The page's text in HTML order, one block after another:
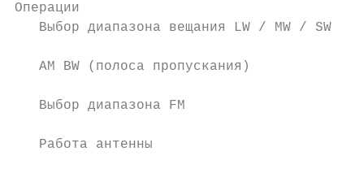
Операции
Выбор диапазона вещания LW / MW / SW
AM BW (полоса пропускания)
Выбор диапазона FM
Работа антенны